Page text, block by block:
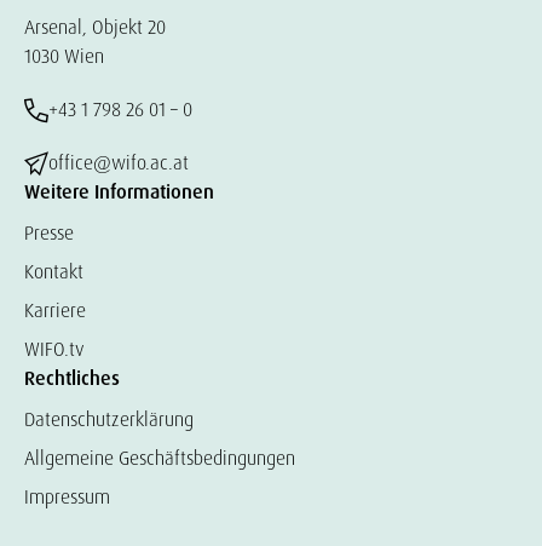
Arsenal, Objekt 20
1030 Wien
+43 1 798 26 01 – 0
office@wifo.ac.at
Weitere Informationen
Presse
Kontakt
Karriere
WIFO.tv
Rechtliches
Datenschutzerklärung
Allgemeine Geschäftsbedingungen
Impressum